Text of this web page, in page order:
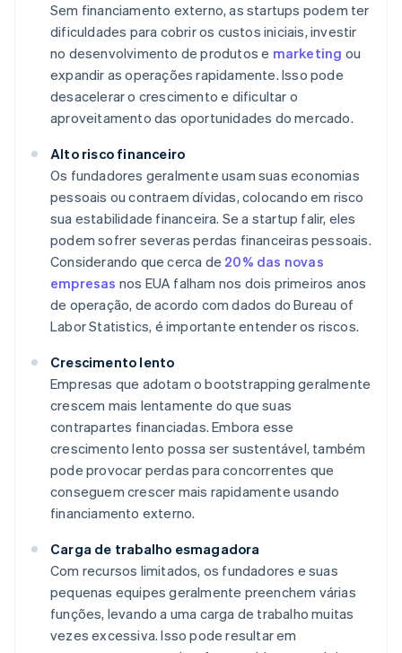
Sem financiamento externo, as startups podem ter
dificuldades para cobrir os custos iniciais, investir
no desenvolvimento de produtos e marketing ou
expandir as operações rapidamente. Isso pode
desacelerar o crescimento e dificultar o
aproveitamento das oportunidades do mercado.
Alto risco financeiro
Os fundadores geralmente usam suas economias
pessoais ou contraem dívidas, colocando em risco
sua estabilidade financeira. Se a startup falir, eles
podem sofrer severas perdas financeiras pessoais.
Considerando que cerca de 20% das novas
empresas nos EUA falham nos dois primeiros anos
de operação, de acordo com dados do Bureau of
Labor Statistics, é importante entender os riscos.
Crescimento lento
Empresas que adotam o bootstrapping geralmente
crescem mais lentamente do que suas
contrapartes financiadas. Embora esse
crescimento lento possa ser sustentável, também
pode provocar perdas para concorrentes que
conseguem crescer mais rapidamente usando
financiamento externo.
Carga de trabalho esmagadora
Com recursos limitados, os fundadores e suas
pequenas equipes geralmente preenchem várias
funções, levando a uma carga de trabalho muitas
vezes excessiva. Isso pode resultar em